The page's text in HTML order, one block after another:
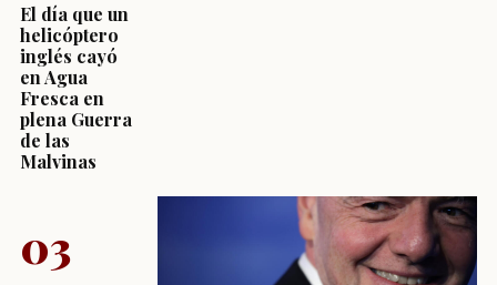
El día que un
helicóptero
inglés cayó
en Agua
Fresca en
plena Guerra
de las
Malvinas
03